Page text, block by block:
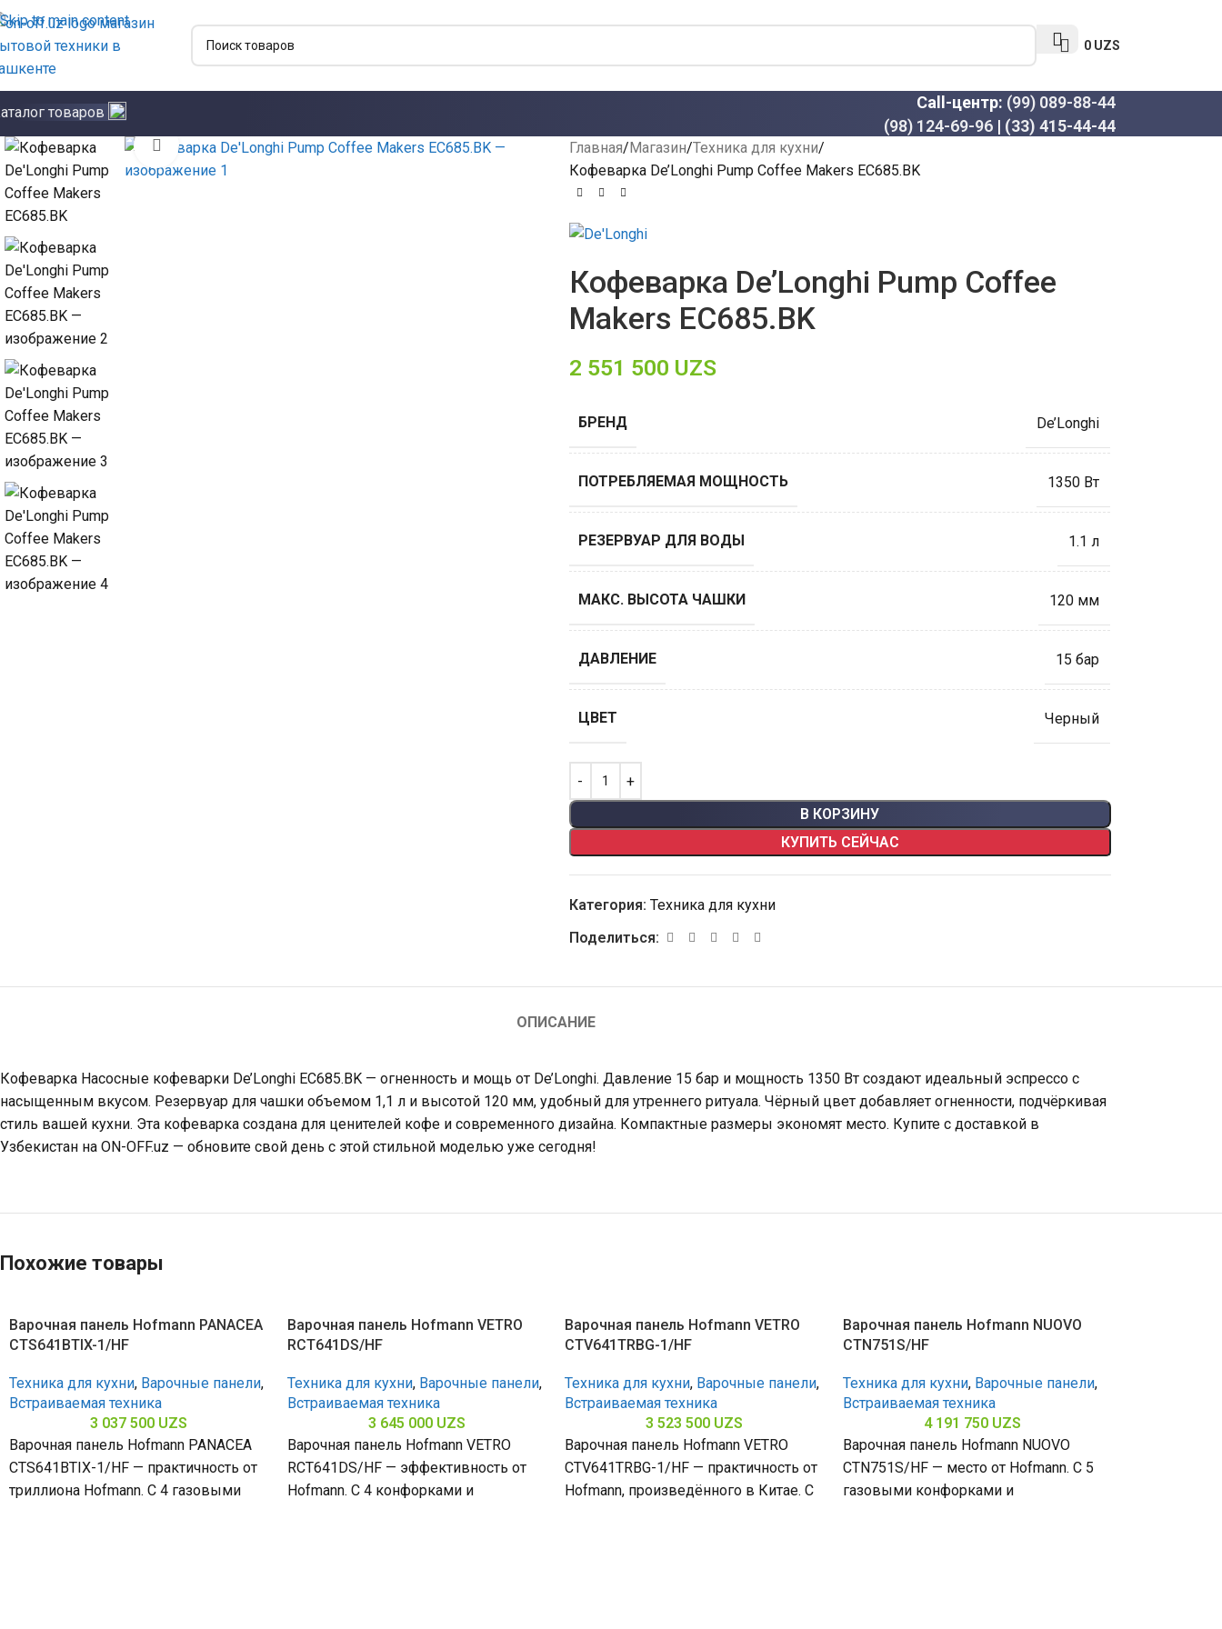
Skip to main content
0 UZS
товаров
Call-центр: (99) 089-88-44
(98) 124-69-96 | (33) 415-44-44
Click to enlarge Главная Магазин Техника для кухни
Кофеварка De’Longhi Pump Coffee Makers EC685.BK
Кофеварка De’Longhi Pump Coffee
Makers EC685.BK
2 551 500 UZS
БРЕНД De’Longhi
ПОТРЕБЛЯЕМАЯ МОЩНОСТЬ 1350 Вт
РЕЗЕРВУАР ДЛЯ ВОДЫ 1.1 л
МАКС. ВЫСОТА ЧАШКИ 120 мм
ДАВЛЕНИЕ 15 бар
ЦВЕТ Черный
В КОРЗИНУ
КУПИТЬ СЕЙЧАС
Категория: Техника для кухни
Поделиться:
ОПИСАНИЕ
Кофеварка Насосные кофеварки De’Longhi EC685.BK — огненность и мощь от De’Longhi. Давление 15 бар и мощность 1350 Вт создают идеальный эспрессо с
насыщенным вкусом. Резервуар для чашки объемом 1,1 л и высотой 120 мм, удобный для утреннего ритуала. Чёрный цвет добавляет огненности, подчёркивая
стиль вашей кухни. Эта кофеварка создана для ценителей кофе и современного дизайна. Компактные размеры экономят место. Купите с доставкой в ​​
Узбекистан на ON-OFF.uz — обновите свой день с этой стильной моделью уже сегодня!
Похожие товары
Варочная панель Hofmann PANACEA
CTS641BTIX-1/HF
Техника для кухни, Варочные панели,
Встраиваемая техника
3 037 500 UZS
Варочная панель Hofmann PANACEA
CTS641BTIX-1/HF — практичность от
триллиона Hofmann. С 4 газовыми
Варочная панель Hofmann VETRO
RCT641DS/HF
Техника для кухни, Варочные панели,
Встраиваемая техника
3 645 000 UZS
Варочная панель Hofmann VETRO
RCT641DS/HF — эффективность от
Hofmann. С 4 конфорками и
Варочная панель Hofmann VETRO
CTV641TRBG-1/HF
Техника для кухни, Варочные панели,
Встраиваемая техника
3 523 500 UZS
Варочная панель Hofmann VETRO
CTV641TRBG-1/HF — практичность от
Hofmann, произведённого в Китае. С
Варочная панель Hofmann NUOVO
CTN751S/HF
Техника для кухни, Варочные панели,
Встраиваемая техника
4 191 750 UZS
Варочная панель Hofmann NUOVO
CTN751S/HF — место от Hofmann. С 5
газовыми конфорками и